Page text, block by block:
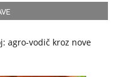
agro-vodič kroz nove